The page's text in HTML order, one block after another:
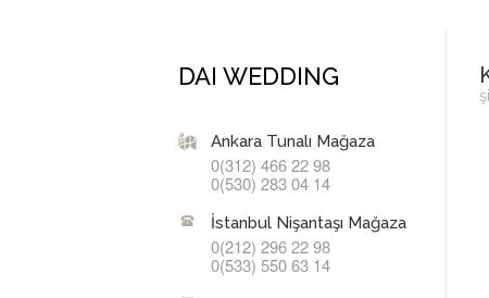
DAI WEDDING
Ankara Tunalı Mağaza
0(312) 466 22 98
0(530) 283 04 14
İstanbul Nişantaşı Mağaza
0(212) 296 22 98
0(533) 550 63 14